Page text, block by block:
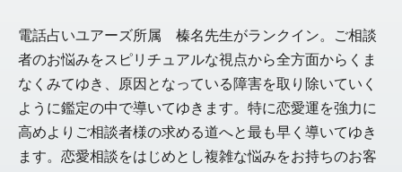
電話占いユアーズ所属 榛名先生がランクイン。ご相談
者のお悩みをスピリチュアルな視点から全方面からくま
なくみてゆき、原因となっている障害を取り除いていく
ように鑑定の中で導いてゆきます。特に恋愛運を強力に
高めよりご相談者様の求める道へと最も早く導いてゆき
ます。恋愛相談をはじめとし複雑な悩みをお持ちのお客